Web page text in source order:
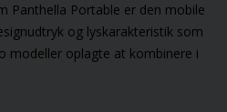
Panthella Portable er den mobile
og lyskarakteristik som
modeller oplagte at kombinere i